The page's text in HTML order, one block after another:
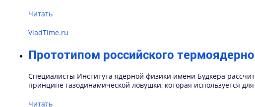
Читать
VladTime.ru
Прототипом российского
Специалисты Института ядерной физики имени Будкера
принципе газодинамической ловушки, которая используется
Читать